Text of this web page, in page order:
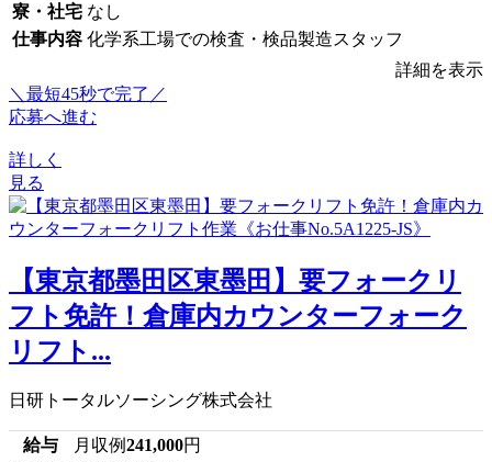
寮・社宅 なし
仕事内容 化学系工場での検査・検品製造スタッフ
詳細を表示
＼最短45秒で完了／
応募へ進む
詳しく
見る
【東京都墨田区東墨田】要フォークリ
フト免許！倉庫内カウンターフォーク
リフト...
日研トータルソーシング株式会社
給与 月収例241,000円